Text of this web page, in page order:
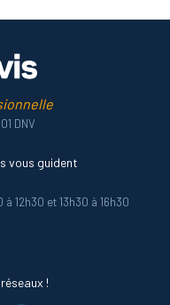
DNV
vous guident
12h30 et 13h30 à 16h30
!